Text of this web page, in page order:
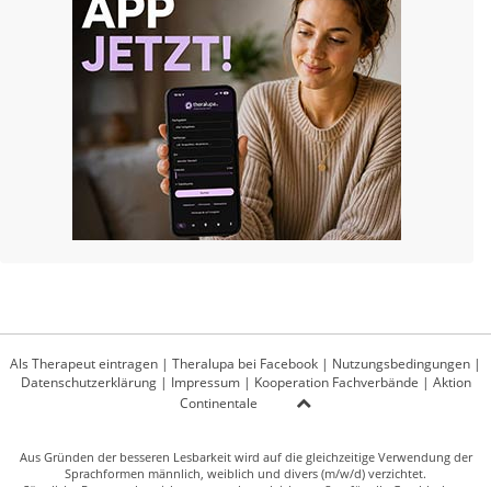
Als Therapeut eintragen | Theralupa bei Facebook | Nutzungsbedingungen |
Datenschutzerklärung| Impressum| Kooperation Fachverbände | Aktion
Continentale
Aus Gründen der besseren Lesbarkeit wird auf die gleichzeitige Verwendung der
Sprachformen männlich, weiblich und divers (m/w/d) verzichtet.